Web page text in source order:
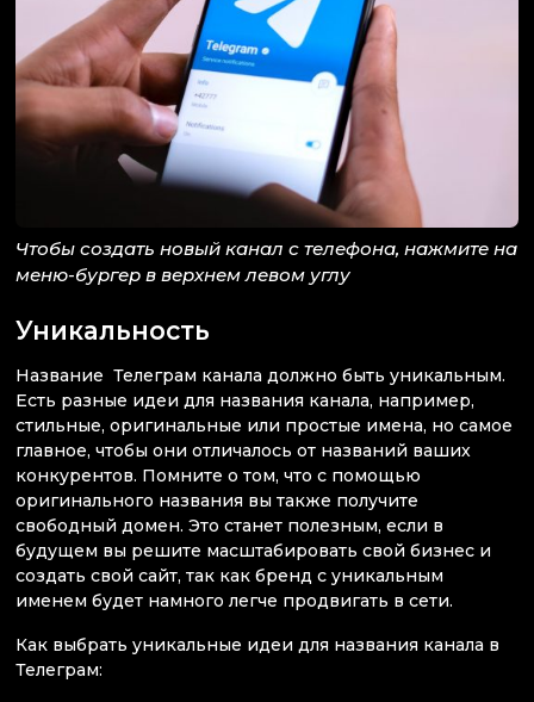
Чтобы создать новый канал с телефона, нажмите на
меню-бургер в верхнем левом углу
Уникальность
Название Телеграм канала должно быть уникальным.
Есть разные идеи для названия канала, например,
стильные, оригинальные или простые имена, но самое
главное, чтобы они отличалось от названий ваших
конкурентов. Помните о том, что с помощью
оригинального названия вы также получите
свободный домен. Это станет полезным, если в
будущем вы решите масштабировать свой бизнес и
создать свой сайт, так как бренд с уникальным
именем будет намного легче продвигать в сети.
Как выбрать уникальные идеи для названия канала в
Телеграм: